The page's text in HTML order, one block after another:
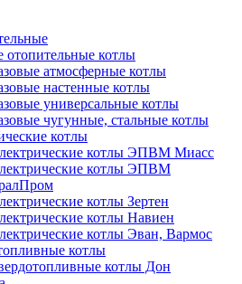
отопительные котлы
атмосферные котлы
настенные котлы
универсальные котлы
чугунные, стальные котлы
котлы
котлы ЭПВМ Миасс
котлы ЭПВМ
котлы Зертен
котлы Навиен
котлы Эван, Вармос
котлы
котлы Дон